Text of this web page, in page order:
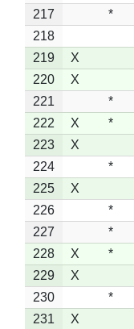
217
*
218
219
X
220
X
221
*
222
X *
223
X
224
*
225
X
226
*
227
*
228
X *
229
X
230
*
231
X